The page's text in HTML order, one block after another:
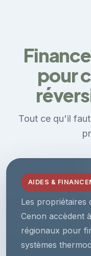
pour
Tout ce qu'il
AIDES &
Les propriétaires
Cenon accèdent
régionaux pour
systèmes